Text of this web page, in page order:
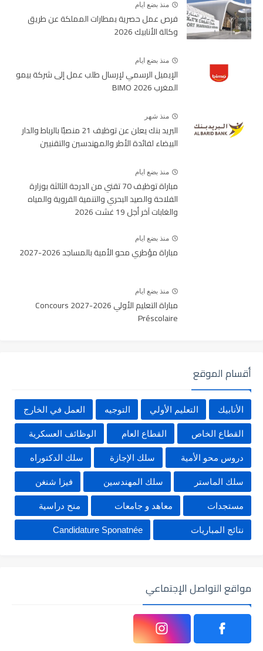
منذ بضع ايام
فرص عمل حصرية بمطارات المملكة عن طريق
وكالة الأنابيك 2026
منذ بضع ايام
الإيميل الرسمي لإرسال طلب عمل إلى شركة بيمو
المغرب BIMO 2026
منذ شهر
البريد بنك يعلن عن توظيف 21 منصبًا بالرباط والدار
البيضاء لفائدة الأطر والمهندسين والتقنيين
منذ بضع ايام
مباراة توظيف 70 تقني من الدرجة الثالثة بوزارة
الفلاحة والصيد البحري والتنمية القروية والمياه
والغابات آخر أجل 19 غشت 2026
منذ بضع ايام
مباراة مؤطري محو الأمية بالمساجد 2026-2027
منذ بضع ايام
مباراة التعليم الأولي 2026-2027 Concours
Préscolaire
أقسام الموقع
الأنابيك التعليم الأولي التوجيه العمل في الخارج
القطاع الخاص القطاع العام الوظائف العسكرية
دروس محو الأمية سلك الإجازة سلك الدكتوراه
سلك الماستر سلك المهندسين فيزا شنغن
مستجدات معاهد و جامعات منح دراسية
نتائج المباريات Candidature Sponatnée
مواقع التواصل الإجتماعي